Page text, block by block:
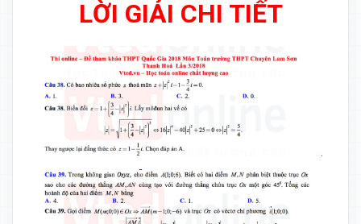
LỜI GIẢI CHI TIẾT